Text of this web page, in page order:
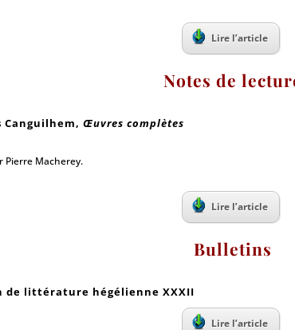
Lire l’article
Notes de
Canguilhem,Œuvres complètes
Pierre Macherey.
Lire l’article
Bulletins
de littérature hégélienne XXXII
Lire l’article